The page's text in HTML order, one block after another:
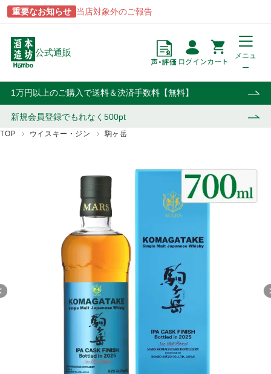
重要なお知らせ 当店対象外のご報告
1万円以上のご購入で送料＆決済手数料【無料】
公式通販
新規会員登録でもれなく500pt
メニュ
ー
駒ヶ岳
マルスウイスキー
和美人
上等梅酒
リキュール
一升瓶ワイン
酒類から探す
ウイスキー・ジン
リキュール・梅酒
セット商品
用途から探す
贈答用
点 円
TOP ウイスキー・ジン 駒ヶ岳